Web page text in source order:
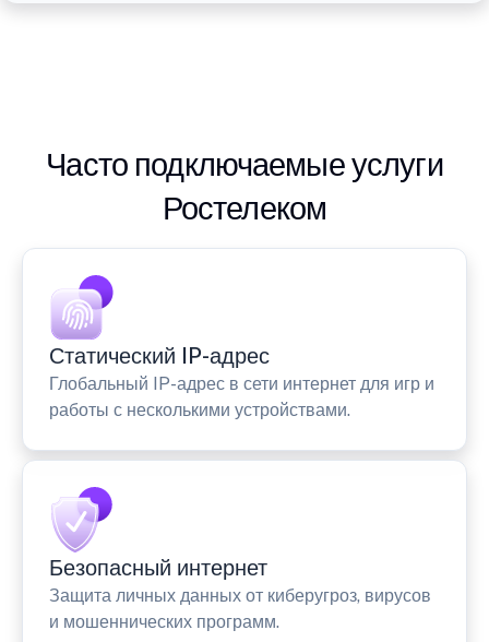
Часто подключаемые услуги
Ростелеком
Статический IP-адрес
Глобальный IP-адрес в сети интернет для игр и
работы с несколькими устройствами.
Безопасный интернет
Защита личных данных от киберугроз, вирусов
и мошеннических программ.